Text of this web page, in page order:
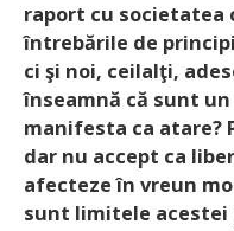
raport cu
întrebările de
ci şi noi, ceilalţi,
înseamnă că sunt
manifesta ca atare?
dar nu accept ca
afecteze în vreun
sunt limitele